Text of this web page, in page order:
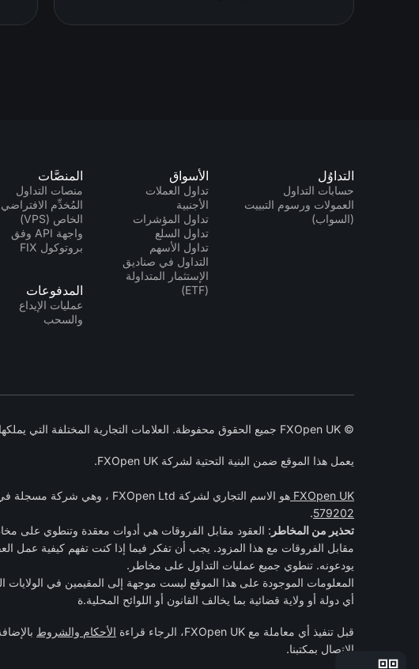
التداوُل
حسابات التداول
العمولات ورسوم التبييت
(السواب)
الأسواق
تداول العملات
الأجنبية
تداول المؤشرات
تداول السلع
تداول الأسهم
التداول في صناديق
الإستثمار المتداولة
(ETF)
المنصَّات
منصات التداول
المُخدِّم الافتراضي
الخاص (VPS)
واجهة API وفق
بروتوكول FIX
المدفوعات
عمليات الإيداع
والسحب
© FXOpen UK جميع الحقوق محفوظة. العلامات التجارية المختلفة التي يملكها أصحابها. 2005-2026
يعمل هذا الموقع ضمن البنية التحتية لشركة FXOpen UK.
FXOpen UK هو الاسم التجاري لشركة FXOpen Ltd ، وهي شركة مسجلة في إنجلترا وويلز تحت رقم الشركة 07273392 ومرخصة ومنظمة من قبل
579202
.
تحذير من المخاطر
مقابل الفروقات مع هذا المزود. يجب أن تفكر فيما إذا كنت تفهم كيفية عمل
يودعونه. تنطوي جميع عمليات التداول على مخاطر.
المعلومات الموجودة على هذا الموقع ليست موجهة إلى المقيمين في
أي دولة أو ولاية قضائية بما يخالف القانون أو اللوائح المحلية.ة
قبل تنفيذ أي معاملة مع FXOpen UK، الرجاء قراءة الأحكام والشروط
الاتصال بمكتبنا.